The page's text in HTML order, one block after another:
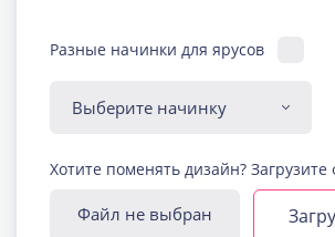
Разные начинки для ярусов
Диабетическая-
безглютеновая
Узнать подробнее о начинке
Йогуртовая с ягодами
Хотите поменять дизайн? Загрузите
Файл не выбран